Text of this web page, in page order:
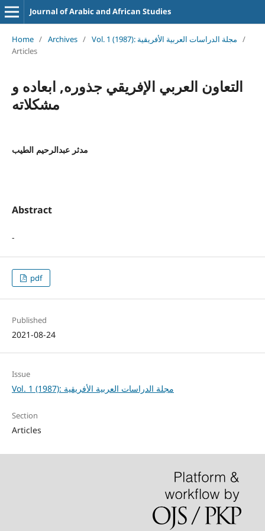
Journal of Arabic and African Studies
Home / Archives / Vol. 1 (1987): مجلة الدراسات العربية الأفريقية /
Articles
التعاون العربي الإفريقي جذوره, ابعاده و
مشكلاته
مدثر عبدالرحيم الطيب
Abstract
-
pdf
Published
2021-08-24
Issue
Vol. 1 (1987): مجلة الدراسات العربية الأفريقية
Section
Articles